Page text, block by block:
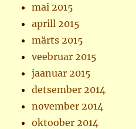
mai 2015
aprill 2015
märts 2015
veebruar 2015
jaanuar 2015
detsember 2014
november 2014
oktoober 2014